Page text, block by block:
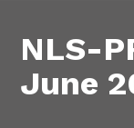
NLS-
June